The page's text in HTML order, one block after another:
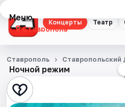
Концерты Театр
Меню
Ставрополь
Концерты
Театр
Стендап
Ночной режим
Ставрополь Ставропольский